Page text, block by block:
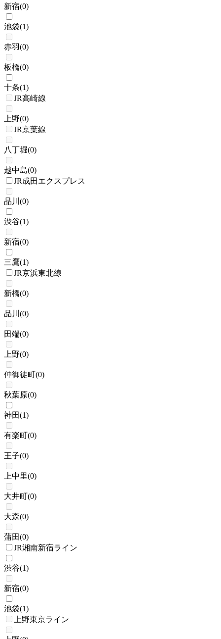
新宿(0)
池袋(1)
赤羽(0)
板橋(0)
十条(1)
JR高崎線
上野(0)
JR京葉線
八丁堀(0)
越中島(0)
JR成田エクスプレス
品川 (0)
渋谷(1)
新宿(0)
三鷹(1)
JR京浜東北線
新橋(0)
品川 (0)
田端(0)
上野(0)
仲御徒町(0)
秋葉原(0)
神田(1)
有楽町(0)
王子(0)
上中里(0)
大井町(0)
大森(0)
蒲田(0)
JR湘南新宿ライン
渋谷(1)
新宿(0)
池袋(1)
上野東京ライン